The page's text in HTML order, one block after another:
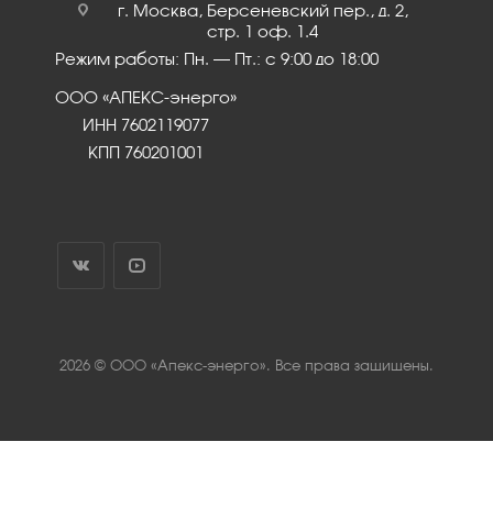
г. Москва, Берсеневский пер., д. 2,
стр. 1 оф. 1.4
Режим работы: Пн. – Пт.: с 9:00 до 18:00
ООО «АПЕКС-энерго»
ИНН 7602119077
КПП 760201001
2026 © ООО «Апекс-энерго». Все права защищены.